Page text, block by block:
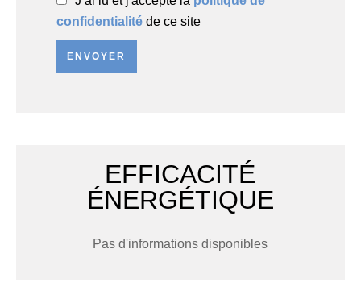
confidentialité de ce site
ENVOYER
EFFICACITÉ
ÉNERGÉTIQUE
Pas d'informations disponibles